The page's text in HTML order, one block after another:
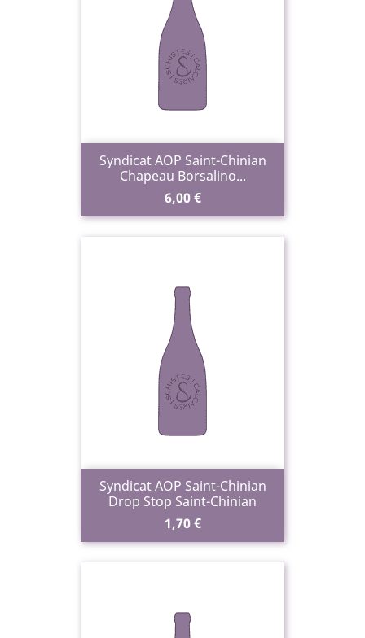
Syndicat AOP Saint-Chinian
Chapeau Borsalino...
Prix
6,00 €
Syndicat AOP Saint-Chinian
Drop Stop Saint-Chinian
Prix
1,70 €